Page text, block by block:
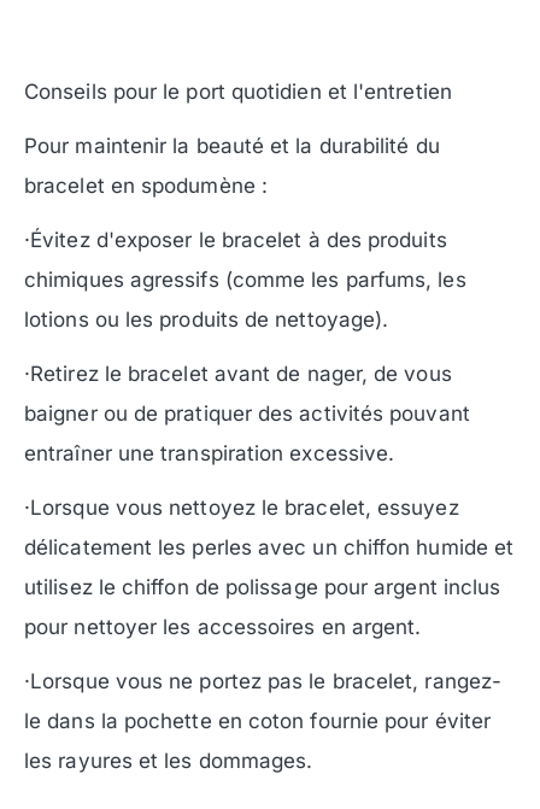
Conseils pour le port quotidien et l'entretien
Pour maintenir la beauté et la durabilité du
bracelet en spodumène :
·Évitez d'exposer le bracelet à des produits
chimiques agressifs (comme les parfums, les
lotions ou les produits de nettoyage).
·Retirez le bracelet avant de nager, de vous
baigner ou de pratiquer des activités pouvant
entraîner une transpiration excessive.
·Lorsque vous nettoyez le bracelet, essuyez
délicatement les perles avec un chiffon humide et
utilisez le chiffon de polissage pour argent inclus
pour nettoyer les accessoires en argent.
·Lorsque vous ne portez pas le bracelet, rangez-
le dans la pochette en coton fournie pour éviter
les rayures et les dommages.